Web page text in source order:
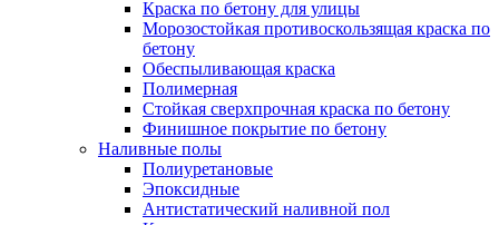
Краска по бетону для улицы
Морозостойкая противоскользящая краска по
бетону
Обеспыливающая краска
Полимерная
Стойкая сверхпрочная краска по бетону
Финишное покрытие по бетону
Наливные полы
Полиуретановые
Эпоксидные
Антистатический наливной пол